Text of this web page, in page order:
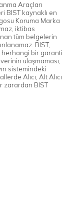
Araçları
BIST kaynaklı en
Koruma Marka
iktibas
tüm belgelerin
BIST,
herhangi bir garanti
ulaşmaması,
sistemindeki
Alıcı, Alt Alıcı
zarardan BIST